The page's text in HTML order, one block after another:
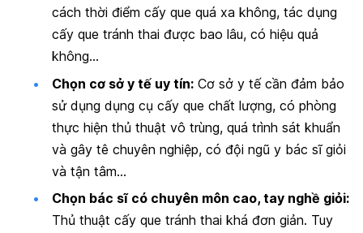
cách thời điểm cấy que quá xa không, tác dụng
cấy que tránh thai được bao lâu, có hiệu quả
không…
Chọn cơ sở y tế uy tín: Cơ sở y tế cần đảm bảo
sử dụng dụng cụ cấy que chất lượng, có phòng
thực hiện thủ thuật vô trùng, quá trình sát khuẩn
và gây tê chuyên nghiệp, có đội ngũ y bác sĩ giỏi
và tận tâm…
Chọn bác sĩ có chuyên môn cao, tay nghề giỏi:
Thủ thuật cấy que tránh thai khá đơn giản. Tuy